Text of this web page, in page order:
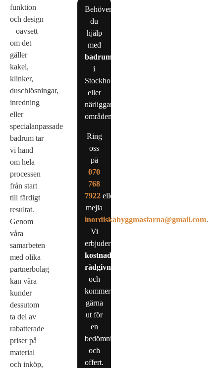
funktion
och design
– oavsett
om det
gäller
kakel,
klinker,
duschlösningar,
inredning
eller
specialanpassade
badrum tar
vi hand
om hela
processen
från start
till färdigt
resultat.
Genom
våra
samarbeten
med olika
partnerbolag
kan våra
kunder
dessutom
ta del av
rabatterade
priser på
material
och inköp,
Behöver
du
hjälp
med
badrumsrenovering
i
Stockholm
eller
närliggande
områden?
Ring
oss
på
070
768
7922 eller
mejla
inordiskabyggmastarna@gmail.com.
Vi
erbjuder
kostnadsfri
rådgivning
och
kommer
gärna
ut för
en
bedömning
och
offert.